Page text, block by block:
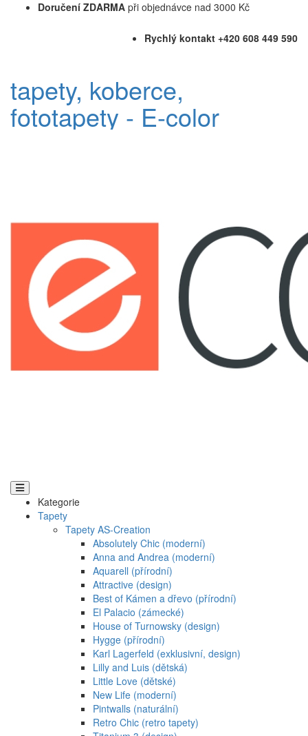
Doručení ZDARMA při objednávce nad 3000 Kč
Rychlý kontakt +420 608 449 590
tapety, koberce,
fototapety - E-color
Kategorie
Tapety
Tapety AS-Creation
Absolutely Chic (moderní)
Anna and Andrea (moderní)
Aquarell (přírodní)
Attractive (design)
Best of Kámen a dřevo (přírodní)
El Palacio (zámecké)
House of Turnowsky (design)
Hygge (přírodní)
Karl Lagerfeld (exklusivní, design)
Lilly and Luis (dětská)
Little Love (dětské)
New Life (moderní)
Pintwalls (naturální)
Retro Chic (retro tapety)